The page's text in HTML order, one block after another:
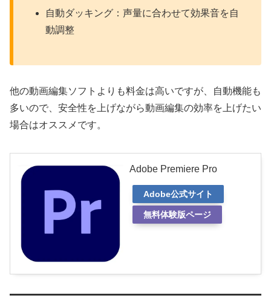
自動ダッキング：声量に合わせて効果音を自
動調整
他の動画編集ソフトよりも料金は高いですが、自動機能も
多いので、安全性を上げながら動画編集の効率を上げたい
場合はオススメです。
Adobe Premiere Pro
Adobe公式サイト
無料体験版ページ